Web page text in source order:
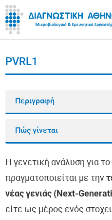
PVRL1
Περιγραφή
Πώς γίνεται
Η γενετική ανάλυση για το
πραγματοποιείται με την
νέας γενιάς (Next-
είτε ως μέρος ενός